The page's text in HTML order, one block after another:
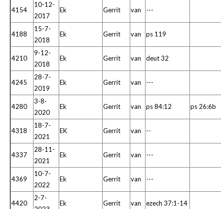
4154
10-12-
2017
Ek Gerrit van ---
4188
15-7-
2018
Ek Gerrit van ps 119
4210
9-12-
2018
Ek Gerrit van deut 32
4245
28-7-
2019
Ek Gerrit van ---
4280
3-8-
2020
Ek Gerrit van ps 84:12 ps 26:6b
4318
18-7-
2021
EK Gerrit van --
4337
28-11-
2021
Ek Gerrit van ---
4369
10-7-
2022
Ek Gerrit van ---
4420
2-7-
Ek Gerrit van ezech 37:1-14